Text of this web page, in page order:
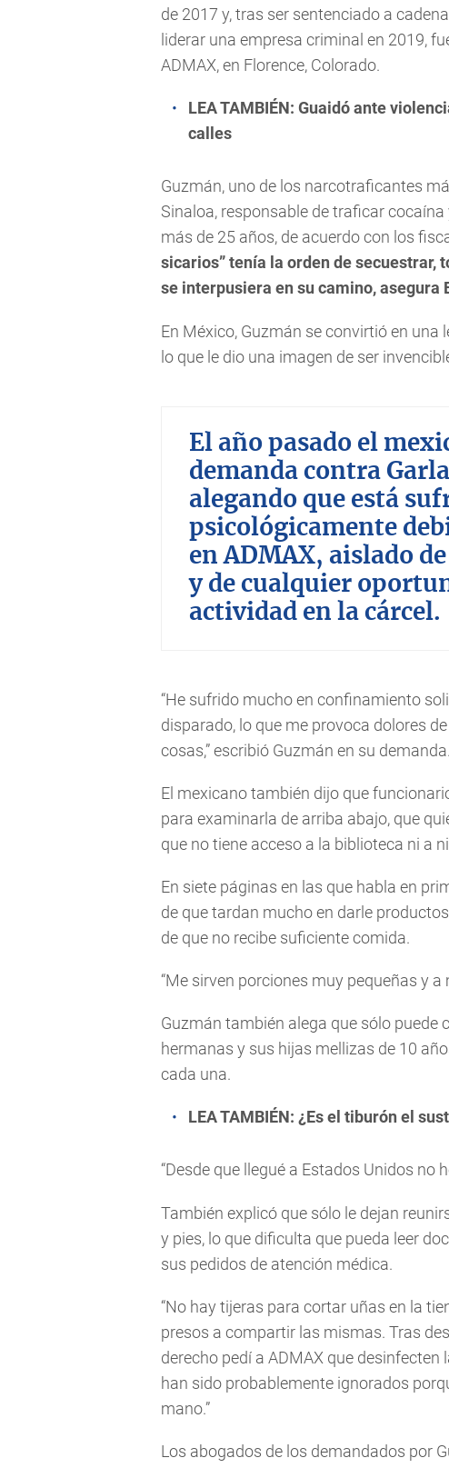
de 2017 y, tras ser sentenciado a
liderar una empresa criminal en 2019,
ADMAX, en Florence, Colorado.
LEA TAMBIÉN: Guaidó ante
calles
Guzmán, uno de los narcotraficantes
Sinaloa, responsable de traficar
más de 25 años, de acuerdo con los
sicarios” tenía la orden de secuestrar,
se interpusiera en su camino, asegura
En México, Guzmán se convirtió en una
lo que le dio una imagen de ser
El año pasado el
demanda contra
alegando que está
psicológicamente
en ADMAX, aislado
y de cualquier
actividad en la cárcel.
“He sufrido mucho en confinamiento
disparado, lo que me provoca dolores
cosas,” escribió Guzmán en su demanda.
El mexicano también dijo que
para examinarla de arriba abajo, que
que no tiene acceso a la biblioteca ni a
En siete páginas en las que habla en
de que tardan mucho en darle
de que no recibe suficiente comida.
“Me sirven porciones muy pequeñas y
Guzmán también alega que sólo puede
hermanas y sus hijas mellizas de 10
cada una.
LEA TAMBIÉN: ¿Es el tiburón el
“Desde que llegué a Estados Unidos no
También explicó que sólo le dejan
y pies, lo que dificulta que pueda leer
sus pedidos de atención médica.
“No hay tijeras para cortar uñas en la
presos a compartir las mismas. Tras
derecho pedí a ADMAX que
han sido probablemente ignorados
mano.”
Los abogados de los demandados por